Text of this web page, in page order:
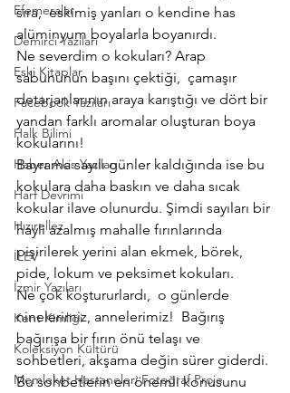
Efemeralar
Demirci Yazıları
Eski Kitaplar
Facebook Yazıları
Halk Bilimi
Haber Akis Yazıları
Harf Devrimi
Hızırellez
İLEV
İzmir Yazıları
Kent Kimliği
Koleksiyon Kültürü
Memleket Hastaneleri Fotoğraf Proje
sıra,  eskimiş yanları o kendine has
alüminyum boyalarla boyanırdı.
Ne severdim o kokuları? Arap
sabununun başını çektiği,  çamaşır
detarjanlarının araya karıştığı ve dört bir
yandan farklı aromalar oluşturan boya
kokularını!
Bayrama sayılı günler kaldığında ise bu
kokulara daha baskın ve daha sıcak
kokular ilave olunurdu. Şimdi sayıları bir
hayli azalmış mahalle fırınlarında
pişirilerek yerini alan ekmek, börek,
pide, lokum ve peksimet kokuları.
Ne çok koştururlardı,  o günlerde
ninelerimiz, annelerimiz!  Bağırış
bağırışa bir fırın önü telaşı ve
sohbetleri, akşama değin sürer giderdi.
Bu sohbetlerin en önemli konusunu